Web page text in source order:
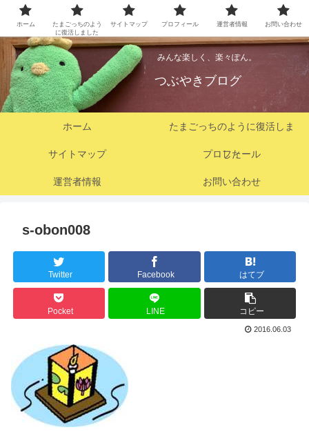
みんな楽しく、楽々ぽん。
つぶやきブログ
ホーム たまごっちのように復活しま
した
サイトマップ プロフィール
運営者情報 お問い合わせ
s-obon008
Twitter Facebook はてブ
Pocket LINE コピー
2016.06.03
ホーム
たまごっちのよう
に復活しました
サイトマップ プロフィール 運営者情報 お問い合わせ